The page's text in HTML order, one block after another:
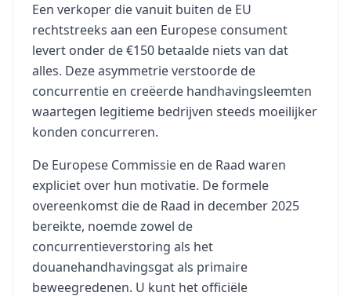
Een verkoper die vanuit buiten de EU
rechtstreeks aan een Europese consument
levert onder de €150 betaalde niets van dat
alles. Deze asymmetrie verstoorde de
concurrentie en creëerde handhavingsleemten
waartegen legitieme bedrijven steeds moeilijker
konden concurreren.
De Europese Commissie en de Raad waren
expliciet over hun motivatie. De formele
overeenkomst die de Raad in december 2025
bereikte, noemde zowel de
concurrentieverstoring als het
douanehandhavingsgat als primaire
beweegredenen. U kunt het officiële